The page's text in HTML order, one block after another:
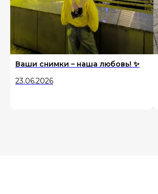
Ваши снимки – наша любовь! ✨
23.06.2026